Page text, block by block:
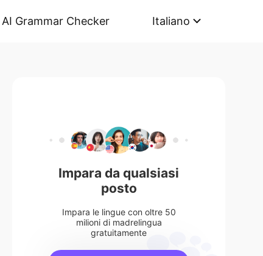
AI Grammar Checker Italiano
Impara da qualsiasi
posto
Impara le lingue con oltre 50
milioni di madrelingua
gratuitamente